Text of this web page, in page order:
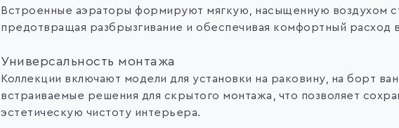
Встроенные аэраторы формируют мягкую, насыщенную воздухом
предотвращая разбрызгивание и обеспечивая комфортный расход
Универсальность монтажа
Коллекции включают модели для установки на раковину, на борт
встраиваемые решения для скрытого монтажа, что позволяет
эстетическую чистоту интерьера.